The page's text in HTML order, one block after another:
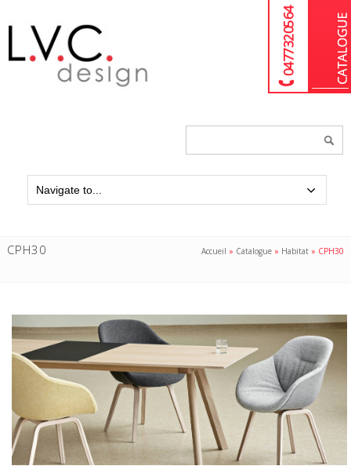
04 77 32 05 64
CPH30 Accueil » Catalogue » Habitat » CPH30